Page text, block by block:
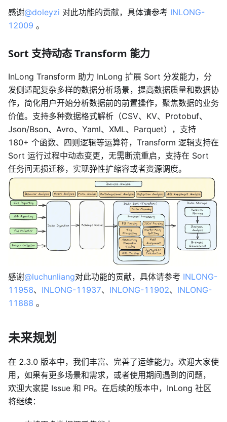
感谢@doleyzi 对此功能的贡献，具体请参考 INLONG-
12009 。
Sort 支持动态 Transform 能力
InLong Transform 助力 InLong 扩展 Sort 分发能力，分
发侧适配复杂多样的数据分析场景，提高数据质量和数据协
作，简化用户开始分析数据前的前置操作，聚焦数据的业务
价值。支持多种数据格式解析（CSV、KV、Protobuf、
Json/Bson、Avro、Yaml、XML、Parquet），支持
180+ 个函数、四则逻辑等运算符，Transform 逻辑支持在
Sort 运行过程中动态变更，无需断流重启，支持在 Sort
任务间无损迁移，实现弹性扩缩容或者资源调度。
感谢@luchunliang对此功能的贡献，具体请参考 INLONG-
11958、 INLONG-11937、 INLONG-11902、 INLONG-
11888 。
未来规划
在 2.3.0 版本中，我们丰富、完善了运维能力。欢迎大家使
用，如果有更多场景和需求，或者使用期间遇到的问题，
欢迎大家提 Issue 和 PR。在后续的版本中，InLong 社区
将继续：